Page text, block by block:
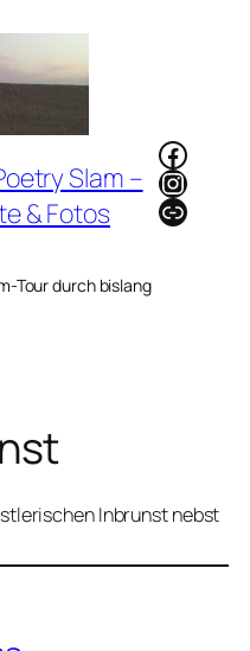
Slam –
& Fotos
Tour durch bislang
Link
Inbrunst nebst